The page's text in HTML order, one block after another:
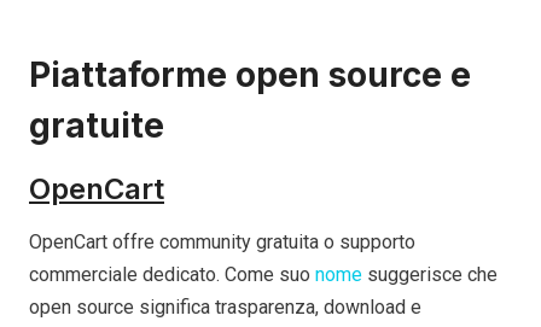
Piattaforme open source e
gratuite
OpenCart
OpenCart offre community gratuita o supporto
commerciale dedicato. Come suo nome suggerisce che
open source significa trasparenza, download e